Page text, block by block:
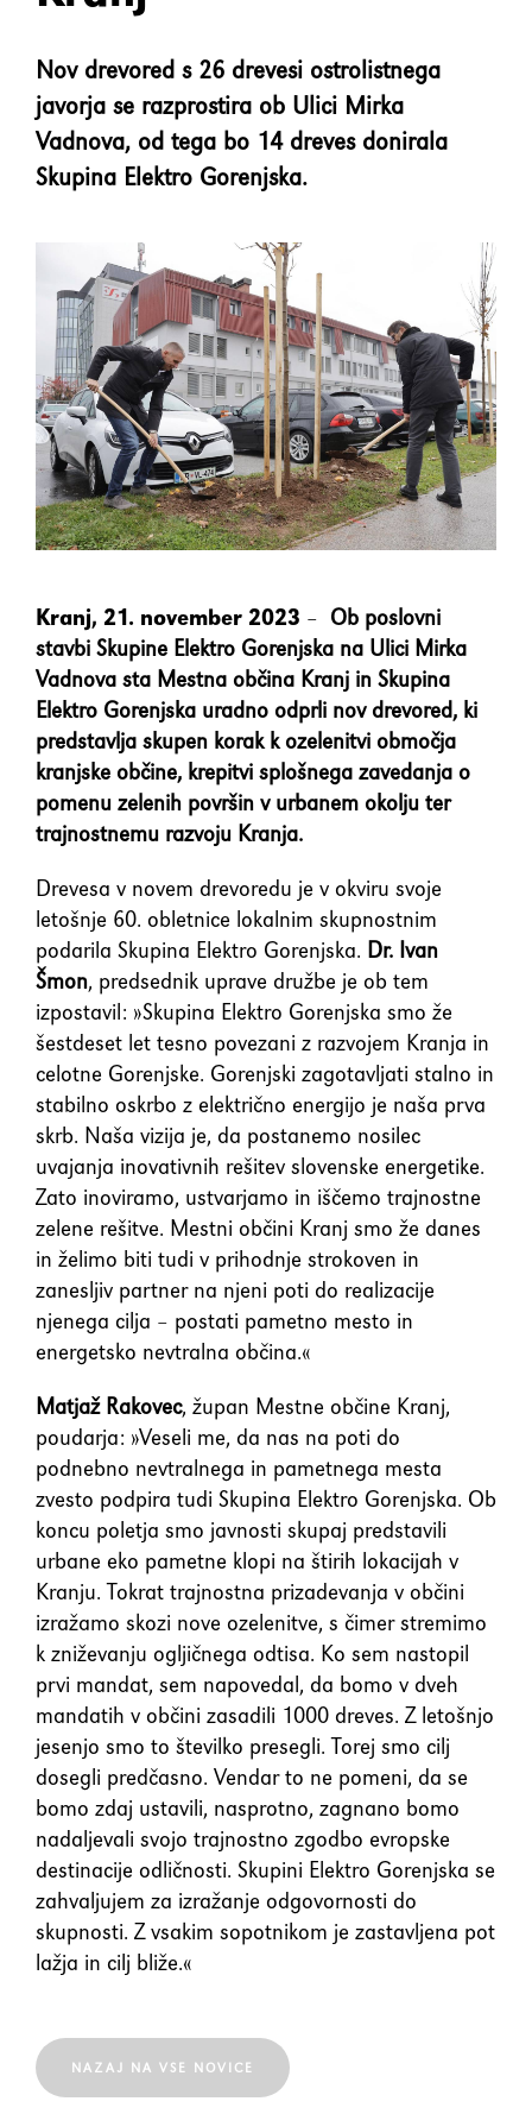
Nov drevored s 26 drevesi ostrolistnega
javorja se razprostira ob Ulici Mirka
Vadnova, od tega bo 14 dreves donirala
Skupina Elektro Gorenjska.
Kranj, 21. november 2023 – Ob poslovni
stavbi Skupine Elektro Gorenjska na Ulici Mirka
Vadnova sta Mestna občina Kranj in Skupina
Elektro Gorenjska uradno odprli nov drevored, ki
predstavlja skupen korak k ozelenitvi območja
kranjske občine, krepitvi splošnega zavedanja o
pomenu zelenih površin v urbanem okolju ter
trajnostnemu razvoju Kranja.
Drevesa v novem drevoredu je v okviru svoje
letošnje 60. obletnice lokalnim skupnostnim
podarila Skupina Elektro Gorenjska. Dr. Ivan
Šmon, predsednik uprave družbe je ob tem
izpostavil: »Skupina Elektro Gorenjska smo že
šestdeset let tesno povezani z razvojem Kranja in
celotne Gorenjske. Gorenjski zagotavljati stalno in
stabilno oskrbo z električno energijo je naša prva
skrb. Naša vizija je, da postanemo nosilec
uvajanja inovativnih rešitev slovenske energetike.
Zato inoviramo, ustvarjamo in iščemo trajnostne
zelene rešitve. Mestni občini Kranj smo že danes
in želimo biti tudi v prihodnje strokoven in
zanesljiv partner na njeni poti do realizacije
njenega cilja – postati pametno mesto in
energetsko nevtralna občina.«
Matjaž Rakovec, župan Mestne občine Kranj,
poudarja: »Veseli me, da nas na poti do
podnebno nevtralnega in pametnega mesta
zvesto podpira tudi Skupina Elektro Gorenjska. Ob
koncu poletja smo javnosti skupaj predstavili
urbane eko pametne klopi na štirih lokacijah v
Kranju. Tokrat trajnostna prizadevanja v občini
izražamo skozi nove ozelenitve, s čimer stremimo
k zniževanju ogljičnega odtisa. Ko sem nastopil
prvi mandat, sem napovedal, da bomo v dveh
mandatih v občini zasadili 1000 dreves. Z letošnjo
jesenjo smo to številko presegli. Torej smo cilj
dosegli predčasno. Vendar to ne pomeni, da se
bomo zdaj ustavili, nasprotno, zagnano bomo
nadaljevali svojo trajnostno zgodbo evropske
destinacije odličnosti. Skupini Elektro Gorenjska se
zahvaljujem za izražanje odgovornosti do
skupnosti. Z vsakim sopotnikom je zastavljena pot
lažja in cilj bliže.«
NAZAJ NA VSE NOVICE
element
Premakne fokus na prejšnji
element
Potrdi/klikne fokusiran
Označi/odznači potrditveno
polje